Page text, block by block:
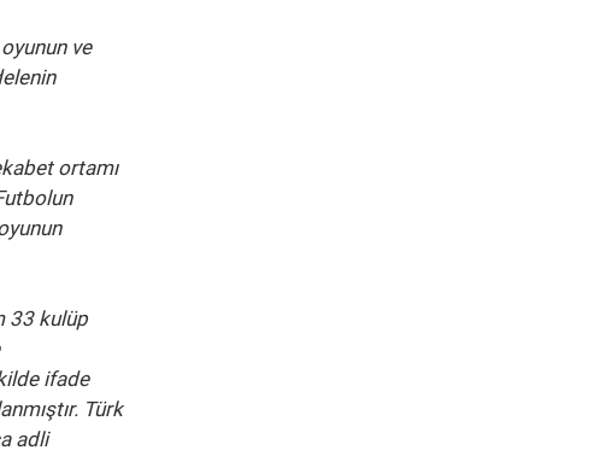
ve
ortamı
33 kulüp
ifade
Türk
adli